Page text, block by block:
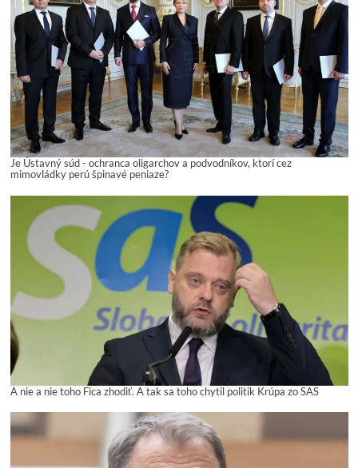
Je Ústavný súd - ochranca oligarchov a podvodníkov, ktorí cez
mimovládky perú špinavé peniaze?
A nie a nie toho Fica zhodiť. A tak sa toho chytil politik Krúpa zo SAS